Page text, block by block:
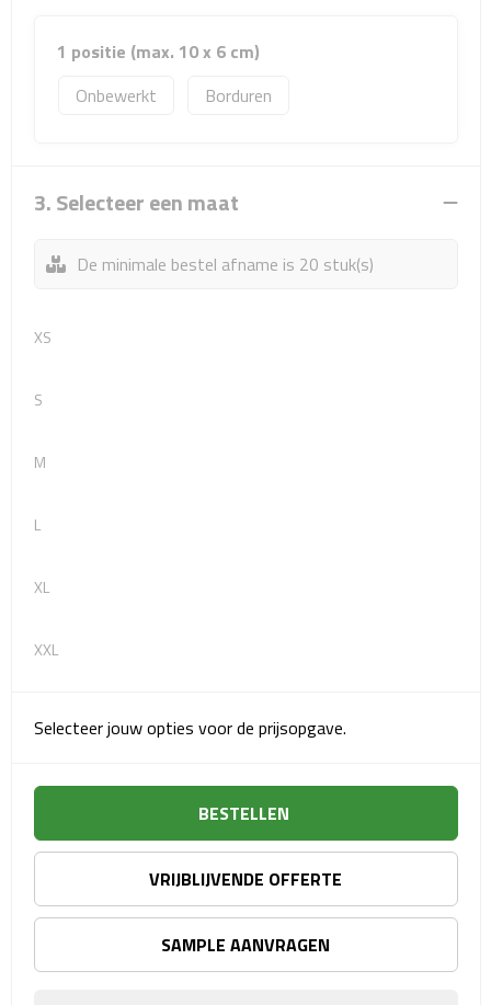
Sporttassen
Picknick rugtassen
Lunchtassen
Opbergtasjes
Reiskussens
1 positie (max. 10 x 6 cm)
Onbewerkt
Borduren
3. Selecteer een maat
De minimale bestel afname is 20 stuk(s)
XS
S
M
L
XL
XXL
Selecteer jouw opties voor de prijsopgave.
BESTELLEN
VRIJBLIJVENDE OFFERTE
SAMPLE AANVRAGEN